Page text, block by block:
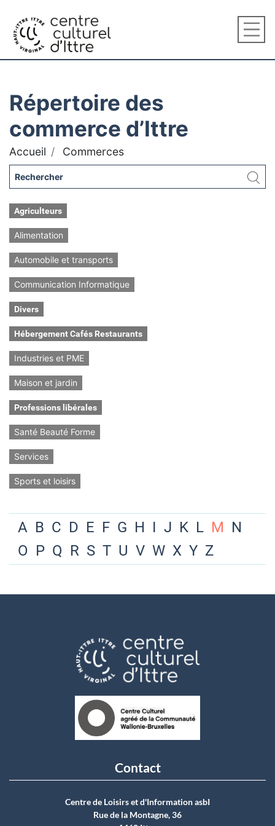
Répertoire des
commerce d’Ittre
Accueil Commerces
Agriculteurs
Alimentation
Automobile et transports
Communication Informatique
Divers
Hébergement Cafés Restaurants
Industries et PME
Maison et jardin
Professions libérales
Santé Beauté Forme
Services
Sports et loisirs
A B C D E F G H I J K L M N
O P Q R S T U V W X Y Z
Contact
Centre de Loisirs et d'Information asbI
Rue de la Montagne, 36